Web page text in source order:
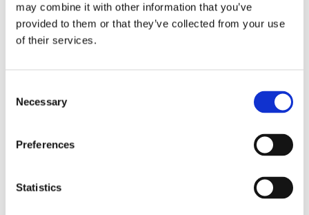
may combine it with other information that you’ve
provided to them or that they’ve collected from your use
of their services.
Selection
Necessary
Preferences
Statistics